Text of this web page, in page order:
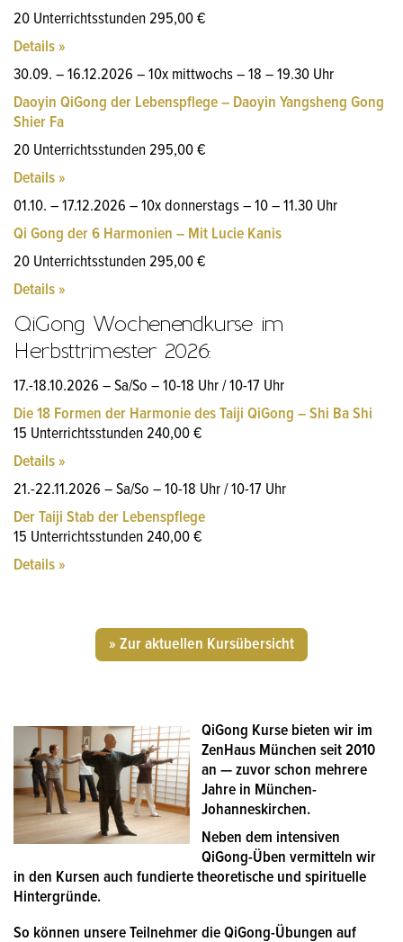
20 Unterrichtsstunden 295,00 €
Details »
30.09. – 16.12.2026 – 10x mittwochs – 18 – 19.30 Uhr
Daoyin QiGong der Lebenspflege – Daoyin Yangsheng Gong
Shier Fa
20 Unterrichtsstunden 295,00 €
Details »
01.10. – 17.12.2026 – 10x donnerstags – 10 – 11.30 Uhr
Qi Gong der 6 Harmonien – Mit Lucie Kanis
20 Unterrichtsstunden 295,00 €
Details »
QiGong Wochenendkurse im
Herbsttrimester 2026:
17.-18.10.2026 – Sa/So – 10-18 Uhr / 10-17 Uhr
Die 18 Formen der Harmonie des Taiji QiGong – Shi Ba Shi
15 Unterrichtsstunden 240,00 €
Details »
21.-22.11.2026 – Sa/So – 10-18 Uhr / 10-17 Uhr
Der Taiji Stab der Lebenspflege
15 Unterrichtsstunden 240,00 €
Details »
» Zur aktuellen Kursübersicht
QiGong Kurse bieten wir im
ZenHaus München seit 2010
an — zuvor schon mehrere
Jahre in München-
Johanneskirchen.
Neben dem intensiven
QiGong-Üben vermitteln wir
in den Kursen auch fundiertetheoretische und spirituelle
Hintergründe.
So können unsere Teilnehmer die QiGong-Übungen auf